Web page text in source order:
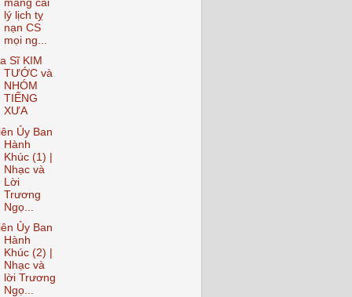
mang cái
lý lịch tỵ
nạn CS
mọi ng...
Sĩ KIM
TƯỚC và
NHÓM
TIẾNG
XƯA
Ủy Ban
Hành
Khúc (1) |
Nhạc và
Lời
Trương
Ngọ...
Ủy Ban
Hành
Khúc (2) |
Nhạc và
lời Trương
Ngọ...